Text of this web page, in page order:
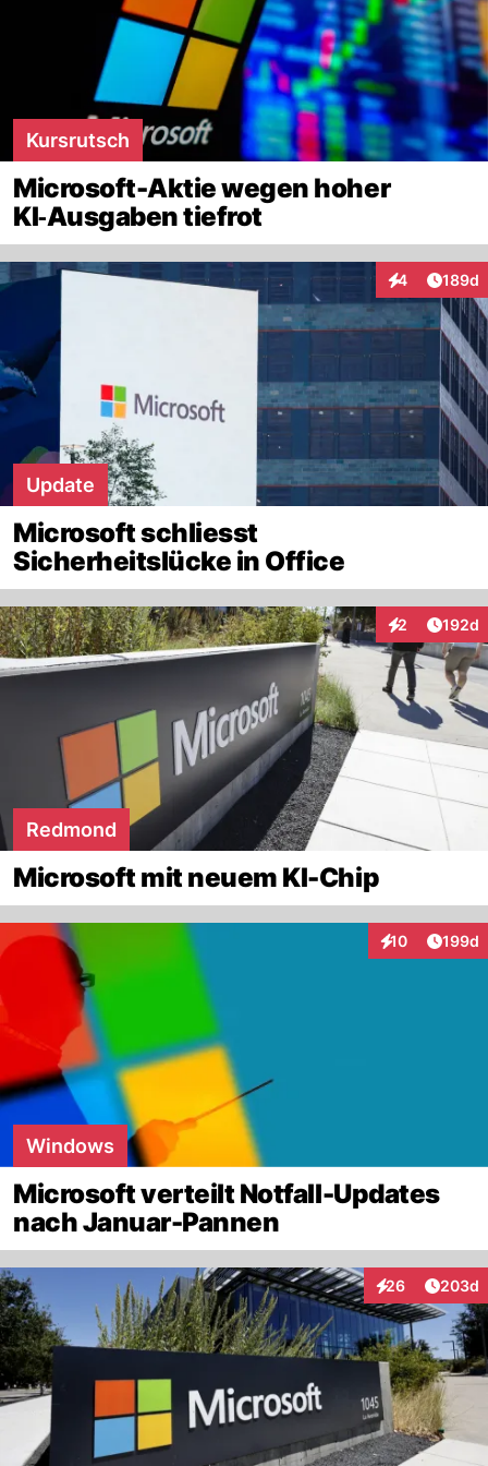
Kursrutsch
Microsoft-Aktie wegen hoher
KI‑Ausgaben tiefrot
4
Interaktionen
189d
Update
Microsoft schliesst
Sicherheitslücke in Office
2
Interaktionen
192d
Redmond
Microsoft mit neuem KI-Chip
10
Interaktionen
199d
Windows
Microsoft verteilt Notfall-Updates
nach Januar-Pannen
26
Interaktionen
203d